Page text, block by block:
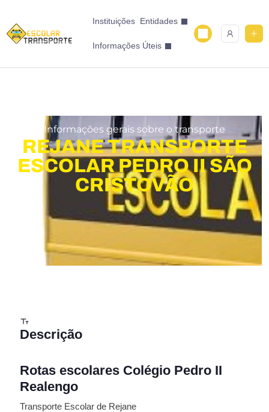
Instituições Entidades
Informações Úteis
Informações gerais sobre o transporte
REJANE TRANSPORTE
ESCOLAR PEDRO II SÃO
CRISTOVÃO
Descrição
Rotas escolares Colégio Pedro II
Realengo
Transporte Escolar de Rejane